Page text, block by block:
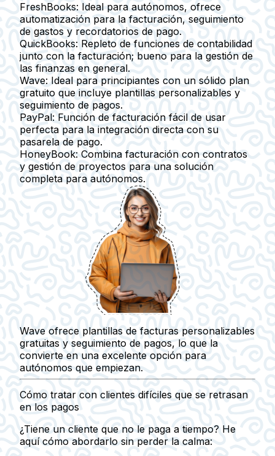
FreshBooks: Ideal para autónomos, ofrece
automatización para la facturación, seguimiento
de gastos y recordatorios de pago.
QuickBooks: Repleto de funciones de contabilidad
junto con la facturación; bueno para la gestión de
las finanzas en general.
Wave: Ideal para principiantes con un sólido plan
gratuito que incluye plantillas personalizables y
seguimiento de pagos.
PayPal: Función de facturación fácil de usar
perfecta para la integración directa con su
pasarela de pago.
HoneyBook: Combina facturación con contratos
y gestión de proyectos para una solución
completa para autónomos.
Wave ofrece plantillas de facturas personalizables
gratuitas y seguimiento de pagos, lo que la
convierte en una excelente opción para
autónomos que empiezan.
Cómo tratar con clientes difíciles que se retrasan
en los pagos
¿Tiene un cliente que no le paga a tiempo? He
aquí cómo abordarlo sin perder la calma: